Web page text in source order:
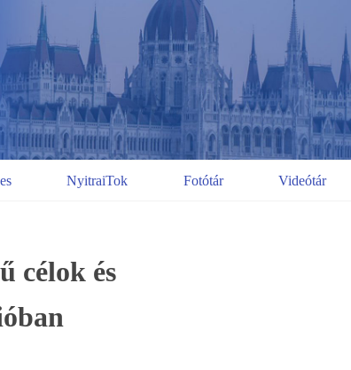
NyitraiTok Fotótár Videótár
célok és